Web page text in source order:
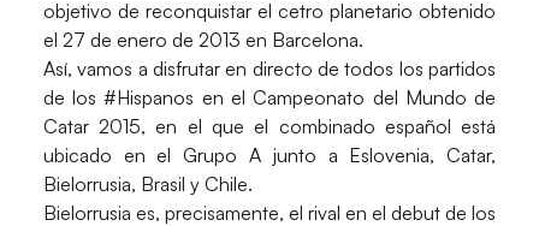
objetivo de reconquistar el cetro planetario obtenido
el 27 de enero de 2013 en Barcelona.
Así, vamos a disfrutar en directo de todos los partidos
de los #Hispanos en el Campeonato del Mundo de
Catar 2015, en el que el combinado español está
ubicado en el Grupo A junto a Eslovenia, Catar,
Bielorrusia, Brasil y Chile.
Bielorrusia es, precisamente, el rival en el debut de los